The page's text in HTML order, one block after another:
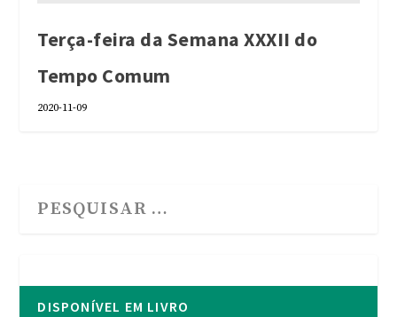
Terça-feira da Semana XXXII do
Tempo Comum
2020-11-09
DISPONÍVEL EM LIVRO